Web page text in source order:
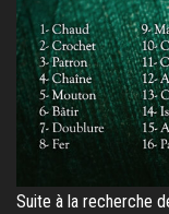
Suite à la recherche